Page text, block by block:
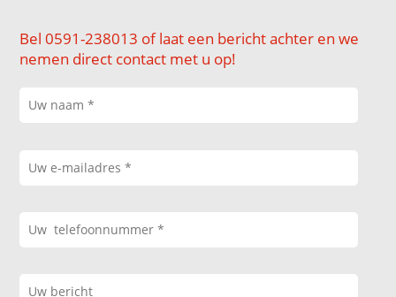
Bel 0591-238013 of laat een bericht achter en we
nemen direct contact met u op!